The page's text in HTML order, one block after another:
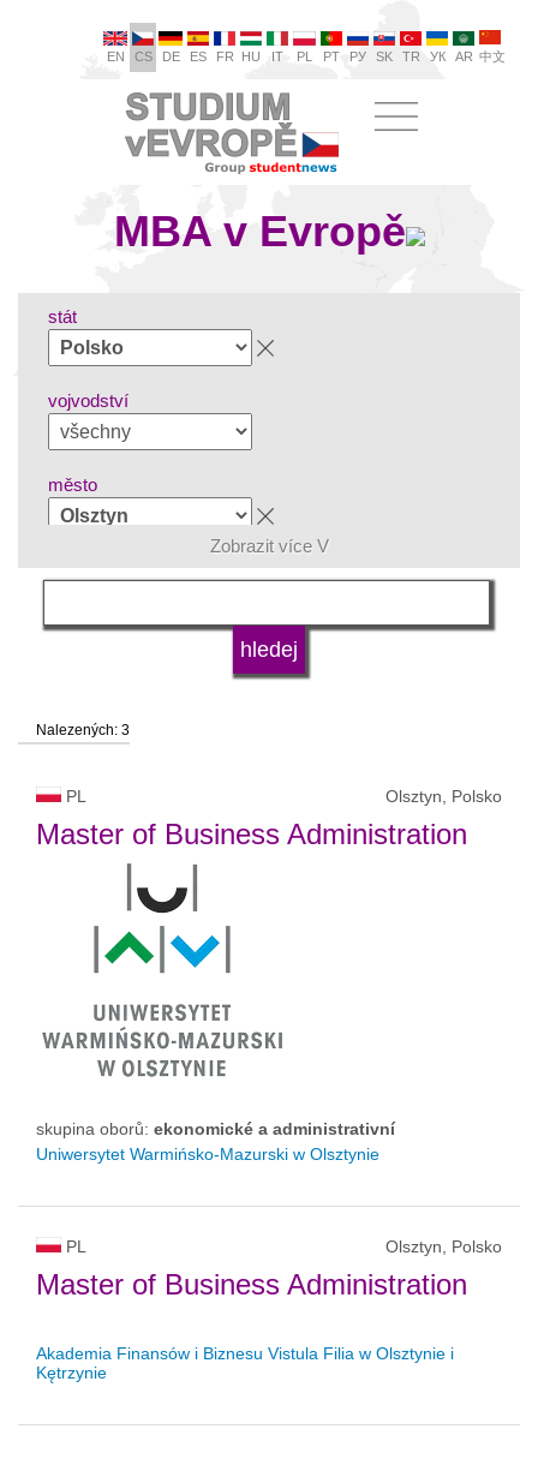
EN CS DE ES FR HU IT PL PT РУ SK TR УК AR 中文
MBA v Evropě
stát
vojvodství
město
skupina oboru
druh vysoké školy
status vysoké školy
Zobrazit více V
Nalezených: 3
PL Olsztyn, Polsko
Master of Business Administration
skupina oborů: ekonomické a administrativní
Uniwersytet Warmińsko-Mazurski w Olsztynie
PL Olsztyn, Polsko
Master of Business Administration
Akademia Finansów i Biznesu Vistula Filia w Olsztynie i
Kętrzynie